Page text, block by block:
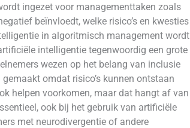
ingezet voor managementtaken zoals
beïnvloedt, welke risico’s en kwesties
in algoritmisch management wordt
intelligentie tegenwoordig een grote
wezen op het belang van inclusie
omdat risico’s kunnen ontstaan
helpen voorkomen, maar dat hangt af van
ook bij het gebruik van artificiële
met neurodivergentie of andere